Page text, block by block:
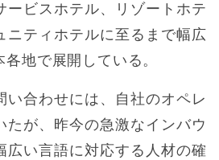
ービスホテル、リゾートホテ
ニティホテルに至るまで幅広
地で展開している。
い合わせには、自社のオペレ
たが、昨今の急激なインバウ
広い言語に対応する人材の確